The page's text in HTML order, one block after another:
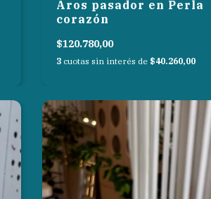
Aros pasador en Perla
corazón
$120.780,00
3 cuotas sin interés de $40.260,00